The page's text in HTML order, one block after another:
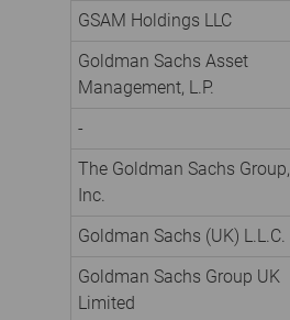
GSAM Holdings LLC
Goldman Sachs Asset
Management, L.P.
-
The Goldman Sachs Group,
Inc.
Goldman Sachs (UK) L.L.C.
Goldman Sachs Group UK
Limited